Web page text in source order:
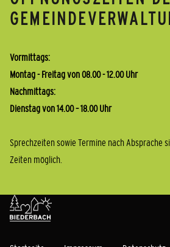
Vormittags:
Montag - Freitag von 08.00 - 12.00 Uhr
Nachmittags:
Dienstag von 14.00 – 18.00 Uhr
Sprechzeiten sowie Termine nach Absprache
Zeiten möglich.